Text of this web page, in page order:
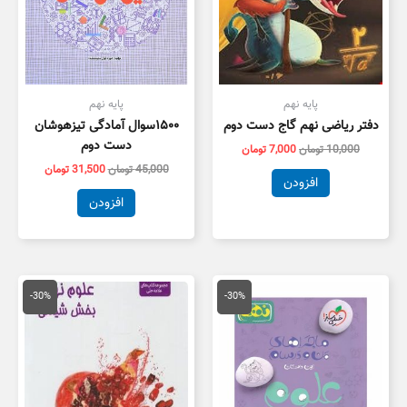
پایه نهم
دفتر ریاضی نهم گاج دست دوم
10,000تومان7,000تومان
افزودن
پایه نهم
۱۵۰۰سوال آمادگی تیزهوشان
دست دوم
45,000تومان31,500تومان
افزودن
-30%
اصلی
30,000 تومان
قیمت
فعلی
است.
-30%
قیمت
اصلی
23,000 تومان
قیمت
فعلی